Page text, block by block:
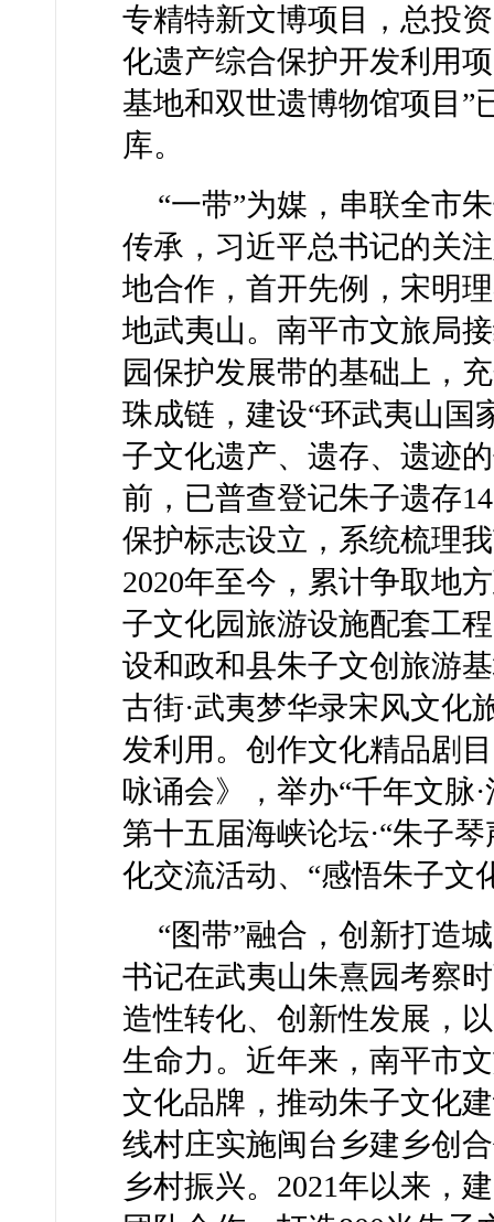
专精特新文博项目，总投
化遗产综合保护开发利用
基地和双世遗博物馆项目”
库。
“一带”为媒，串联全市
传承，习近平总书记的关
地合作，首开先例，宋明
地武夷山。南平市文旅局
园保护发展带的基础上，
珠成链，建设“环武夷山国
子文化遗产、遗存、遗迹
前，已普查登记朱子遗存
保护标志设立，系统梳理
2020年至今，累计争取地
子文化园旅游设施配套工
设和政和县朱子文创旅游
古街·武夷梦华录宋风文化
发利用。创作文化精品剧
咏诵会》，举办“千年文脉
第十五届海峡论坛·“朱子
化交流活动、“感悟朱子文
“图带”融合，创新打造
书记在武夷山朱熹园考察
造性转化、创新性发展，
生命力。近年来，南平市
文化品牌，推动朱子文化
线村庄实施闽台乡建乡创
乡村振兴。2021年以来，